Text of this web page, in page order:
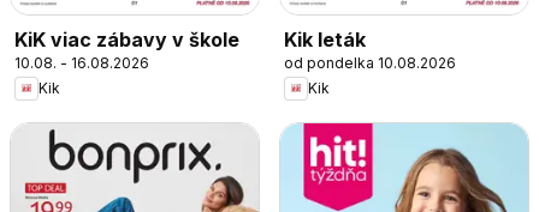
KiK viac zábavy v škole
10.08. - 16.08.2026
Kik
Kik leták
od pondelka 10.08.2026
Kik